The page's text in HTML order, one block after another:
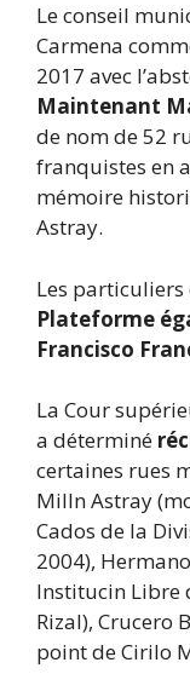
Le conseil
Carmena
2017 avec
Maintenant
de nom de 52
franquistes en
mémoire
Astray.
Les particuliers
Plateforme
Francisco
La Cour
a déterminé
certaines rues
Milln Astray
Cados de la
2004),
Institucin Libre
Rizal), Crucero
point de Cirilo